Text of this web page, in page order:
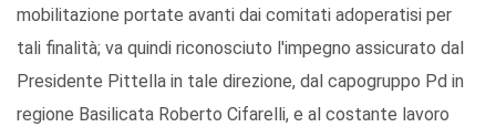
mobilitazione portate avanti dai comitati adoperatisi per
tali finalità; va quindi riconosciuto l'impegno assicurato dal
Presidente Pittella in tale direzione, dal capogruppo Pd in
regione Basilicata Roberto Cifarelli, e al costante lavoro